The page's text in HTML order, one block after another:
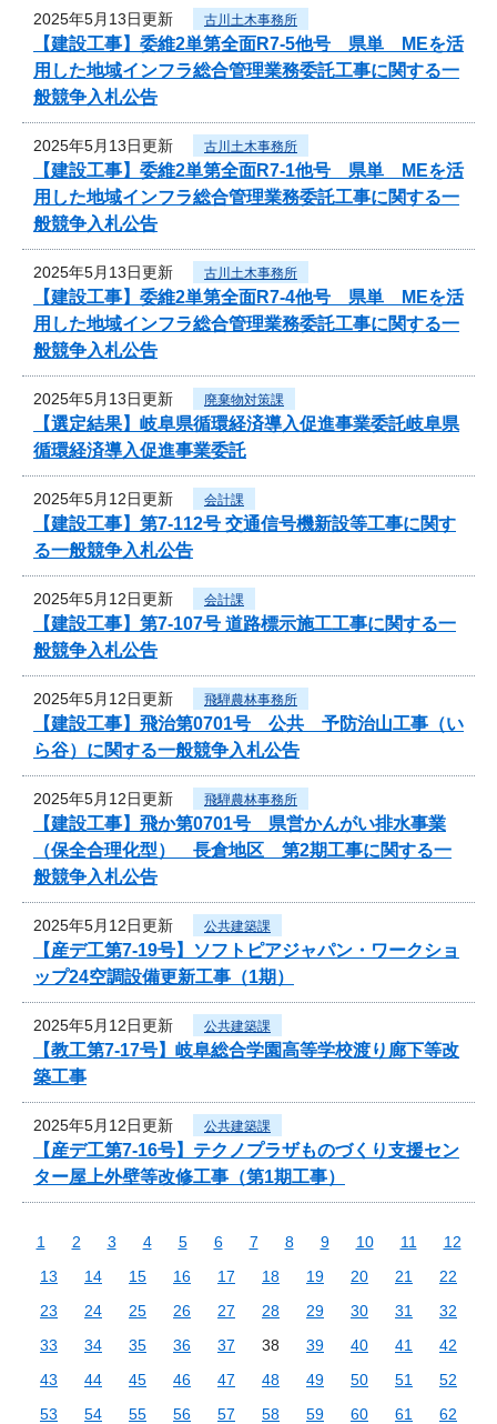
2025年5月13日更新 古川土木事務所
【建設工事】委維2単第全面R7-5他号 県単 MEを活
用した地域インフラ総合管理業務委託工事に関する一
般競争入札公告
2025年5月13日更新 古川土木事務所
【建設工事】委維2単第全面R7-1他号 県単 MEを活
用した地域インフラ総合管理業務委託工事に関する一
般競争入札公告
2025年5月13日更新 古川土木事務所
【建設工事】委維2単第全面R7-4他号 県単 MEを活
用した地域インフラ総合管理業務委託工事に関する一
般競争入札公告
2025年5月13日更新 廃棄物対策課
【選定結果】岐阜県循環経済導入促進事業委託岐阜県
循環経済導入促進事業委託
2025年5月12日更新 会計課
【建設工事】第7-112号 交通信号機新設等工事に関す
る一般競争入札公告
2025年5月12日更新 会計課
【建設工事】第7-107号 道路標示施工工事に関する一
般競争入札公告
2025年5月12日更新 飛騨農林事務所
【建設工事】飛治第0701号 公共 予防治山工事（い
ら谷）に関する一般競争入札公告
2025年5月12日更新 飛騨農林事務所
【建設工事】飛か第0701号 県営かんがい排水事業
（保全合理化型） 長倉地区 第2期工事に関する一
般競争入札公告
2025年5月12日更新 公共建築課
【産デ工第7-19号】ソフトピアジャパン・ワークショ
ップ24空調設備更新工事（1期）
2025年5月12日更新 公共建築課
【教工第7-17号】岐阜総合学園高等学校渡り廊下等改
築工事
2025年5月12日更新 公共建築課
【産デ工第7-16号】テクノプラザものづくり支援セン
ター屋上外壁等改修工事（第1期工事）
1 2 3 4 5 6 7 8 9 10 11
12
13
14 15 16 17 18 19 20 21
22
23
24 25 26 27 28 29 30 31
32
33
34 35 36 37 38 39 40 41
42
43
44 45 46 47 48 49 50 51
52
53
54 55 56 57 58 59 60 61
62